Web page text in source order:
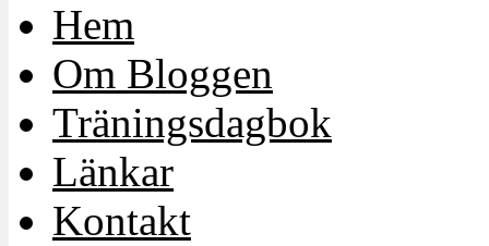
Hem
Om Bloggen
Träningsdagbok
Länkar
Kontakt